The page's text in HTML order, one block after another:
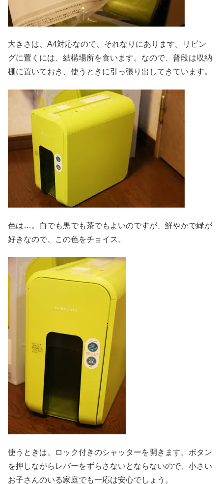
大きさは、A4対応なので、それなりにあります。リビン
グに置くには、結構場所を食います。なので、普段は収納
棚に置いておき、使うときに引っ張り出してきています。
色は…。白でも黒でも茶でもよいのですが、鮮やかで緑が
好きなので、この色をチョイス。
使うときは、ロック付きのシャッターを開きます。ボタン
を押しながらレバーをずらさないとならないので、小さい
お子さんのいる家庭でも一応は安心でしょう。